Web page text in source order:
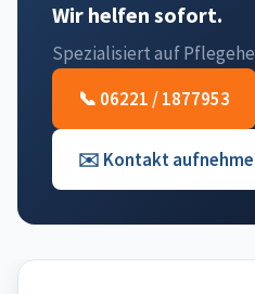
Wir helfen sofort.
Spezialisiert auf
📞 06221 / 1877953
✉️ Kontakt